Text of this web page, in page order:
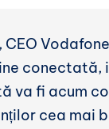
va fi acum
cea mai